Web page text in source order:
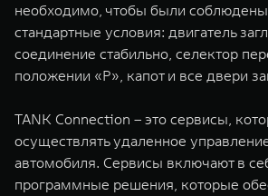
необходимо, чтобы были
стандартные условия: двигатель
соединение стабильно, селектор
положении «P», капот и все двери
TANK Connection – это сервисы,
осуществлять удаленное
автомобиля. Сервисы включают в
программные решения, которые